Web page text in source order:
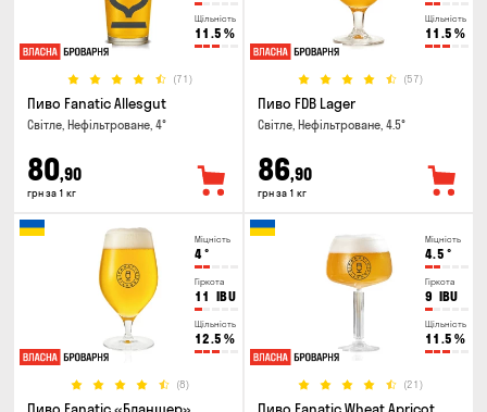
Щільність
11.5 %
(71)
Пиво Fanatic Allesgut
Світле, Нефільтроване, 4°
80,90
грн за 1 кг
Щільність
11.5 %
(57)
Пиво FDB Lager
Світле, Нефільтроване, 4.5°
86,90
грн за 1 кг
Міцність
4°
Гіркота
11 IBU
Щільність
12.5 %
(8)
Міцність
4.5 °
Гіркота
9 IBU
Щільність
11.5 %
(21)